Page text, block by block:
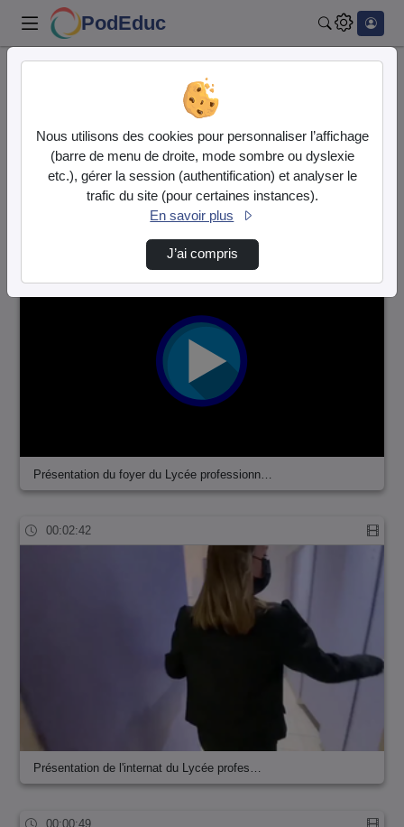
PodEduc
3966 vidéos trouvées
Audio Vidéo
Direction de tri
Présentation du foyer du Lycée professionn…
00:02:42
Présentation de l'internat du Lycée profes…
00:00:49
Nous utilisons des cookies pour personnaliser l’affichage
(barre de menu de droite, mode sombre ou dyslexie
etc.), gérer la session (authentification) et analyser le
trafic du site (pour certaines instances).
En savoir plus
J’ai compris